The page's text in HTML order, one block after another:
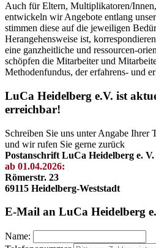
Auch für Eltern, Multiplikatoren/
entwickeln wir Angebote entlang
stimmen diese auf die jeweiligen
Herangehensweise ist,
eine ganzheitliche und ressourcen-
schöpfen die Mitarbeiter und
Methodenfundus, der erfahrens- und
LuCa Heidelberg e.V. ist
erreichbar!
Schreiben Sie uns unter Angabe Ihrer
und wir rufen Sie gerne zurück
Postanschrift LuCa Heidelberg e. V.
ab 01.04.2026:
Römerstr. 23
69115 Heidelberg-Weststadt
E-Mail an LuCa Heidelberg
Name: